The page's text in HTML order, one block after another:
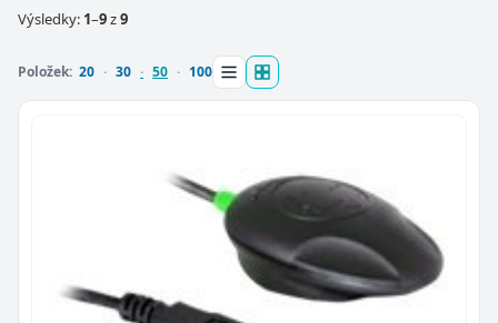
Výsledky: 1–9z9
Položek: 20 30 50 100